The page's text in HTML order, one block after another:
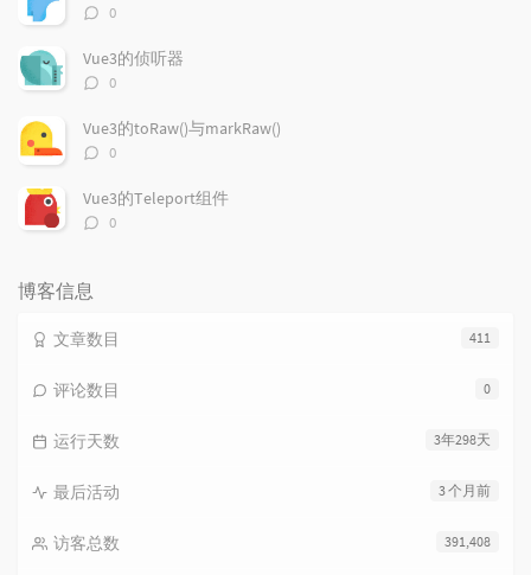
评
数：
0
Vue3的侦听器
评
数：
0
Vue3的toRaw()与markRaw()
评
数：
0
Vue3的Teleport组件
评
0
博客信息
411
文章数目
0
评论数目
3年298天
运行天数
3 个月前
最后活动
391,408
访客总数